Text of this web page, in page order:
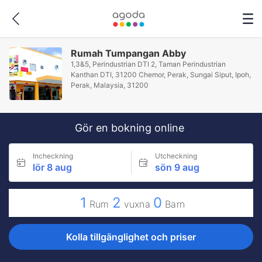
Rumah Tumpangan Abby
1,3&5, Perindustrian DTI 2, Taman Perindustrian
Kanthan DTI, 31200 Chemor, Perak, Sungai Siput, Ipoh,
Perak, Malaysia, 31200
Gör en bokning online
Incheckning
lör 8 aug
Utcheckning
sön 9 aug
1 Rum 2 vuxna 0 Barn
Kolla tillgänglighet och priser